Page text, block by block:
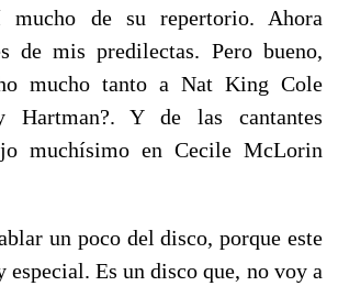
de su repertorio. Ahora
de mis predilectas. Pero bueno,
mucho tanto a Nat King Cole
Hartman?. Y de las cantantes
muchísimo en Cecile McLorin
un poco del disco, porque este
especial. Es un disco que, no voy a